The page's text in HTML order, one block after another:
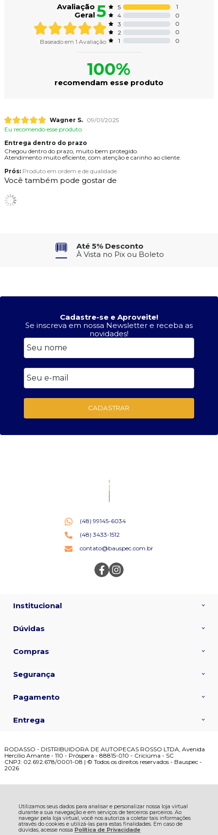
Utilizamos seus dados para analisar e personalizar nossa loja virtual
durante a sua navegação e em serviços de terceiros parceiros. Ao
navegar pela loja virtual, você nos autoriza a coletar tais informações
através do cookies e utilizá-las para estas finalidades. Em caso de
dúvidas, acesse nossa Política de Privacidade
Avaliação
Geral5
Baseado em 1 Avaliação
5
1
4
0
3
0
2
0
1
0
100%
recomendam esse produto
Wagner S.
09/01/2025
Eu recomendo esse produto.
Entrega dentro do prazo
Chegou dentro do prazo, muito bem protegido.
Atendimento muito eficiente, com atenção e carinho ao cliente.
Prós: Produto em ordem e de qualidade.
Você também pode gostar de
Até 5% Desconto
À Vista no Pix ou Boleto
Cadastre-se e Aproveite!
Se inscreva em nossa Newsletter e receba as
novidades!
CADASTRAR
(48) 99145-6034
(48) 3433-1512
contato@bauspec.com.br
Institucional
Dúvidas
Compras
Segurança
Pagamento
Entrega
RODASSO - DISTRIBUIDORA DE AUTOPECAS ROSSO LTDA, Avenida
Hercílio Amante - 110 - Próspera - 88815-010 - Criciúma - SC
CNPJ: 02.692.678/0001-08 | © Todos os direitos reservados - Bauspec -
2026